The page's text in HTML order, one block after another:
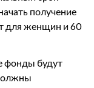
получение
для женщин и 60
фонды будут